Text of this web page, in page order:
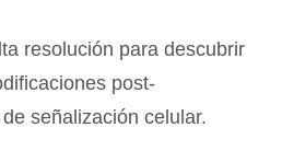
resolución para descubrir
post-
señalización celular.